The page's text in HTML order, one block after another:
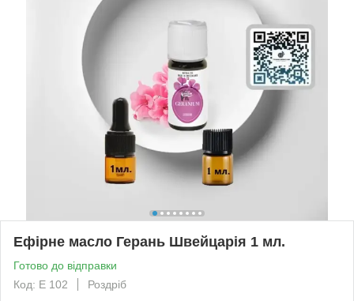
Ефірне масло Герань Швейцарія 1 мл.
Готово до відправки
Код: Е 102
Роздріб